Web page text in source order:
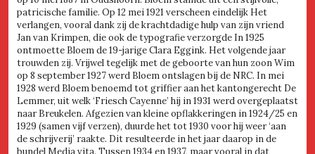
patricische familie. Op 12 mei 1921 verscheen eindelijk Het
verlangen, vooral dank zij de krachtdadige hulp van zijn vriend
Jan van Krimpen, die ook de typografie verzorgde In 1925
ontmoette Bloem de 19-jarige Clara Eggink. Het volgende jaar
trouwden zij. Vrijwel tegelijk met de geboorte van hun zoon Wim
op 8 september 1927 werd Bloem ontslagen bij de NRC. In mei
1928 werd Bloem benoemd tot griffier aan het kantongerecht De
Lemmer, uit welk ‘Friesch Cayenne’ hij in 1931 werd overgeplaatst
naar Breukelen. Afgezien van kleine opflakkeringen in 1924/25 en
1929 (samen vijf verzen), duurde het tot 1930 voor hij weer ‘aan
de schrijverij’ raakte. Dit resulteerde in het jaar daarop in de